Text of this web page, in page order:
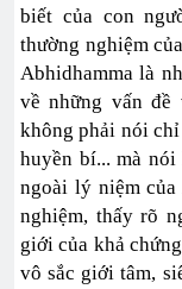
biết của con
thường nghiệm
Abhidhamma là
về những vấn
không phải nói chỉ
huyền bí... mà
ngoài lý niệm của
nghiệm, thấy rõ
giới của khả
vô sắc giới tâm,